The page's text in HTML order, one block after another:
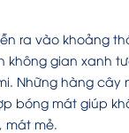
ra vào khoảng
không gian xanh
Những hàng cây
bóng mát giúp
mát mẻ.